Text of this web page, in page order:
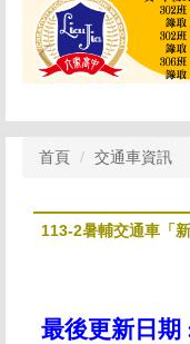
首頁 交通車資訊
113-2暑輔交通車「
最後更新日期